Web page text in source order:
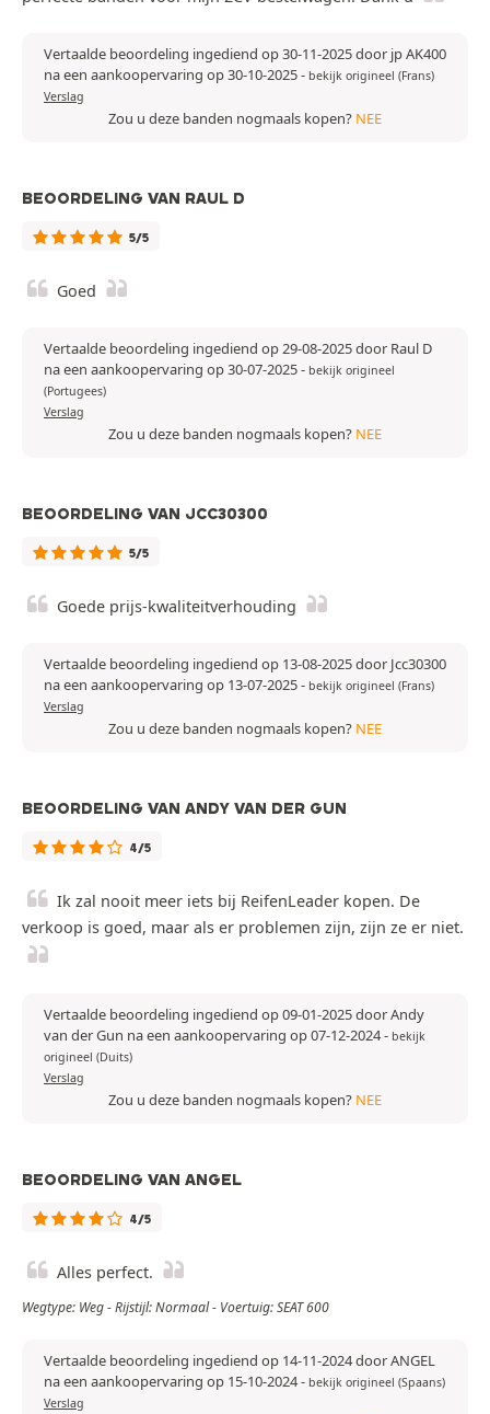
Vertaalde beoordeling ingediend op 30-11-2025 door jp AK400
na een aankoopervaring op 30-10-2025- bekijk origineel (Frans)
Verslag
Zou u deze banden nogmaals kopen? NEE
BEOORDELING VAN RAUL D
5/5
Goed
Vertaalde beoordeling ingediend op 29-08-2025 door Raul D
na een aankoopervaring op 30-07-2025- bekijk origineel
(Portugees)
Verslag
Zou u deze banden nogmaals kopen? NEE
BEOORDELING VAN JCC30300
5/5
Goede prijs-kwaliteitverhouding
Vertaalde beoordeling ingediend op 13-08-2025 door Jcc30300
na een aankoopervaring op 13-07-2025- bekijk origineel (Frans)
Verslag
Zou u deze banden nogmaals kopen? NEE
BEOORDELING VAN ANDY VAN DER GUN
4/5
Ik zal nooit meer iets bij ReifenLeader kopen. De
verkoop is goed, maar als er problemen zijn, zijn ze er niet.
Vertaalde beoordeling ingediend op 09-01-2025 door Andy
van der Gun na een aankoopervaring op 07-12-2024- bekijk
origineel (Duits)
Verslag
Zou u deze banden nogmaals kopen? NEE
BEOORDELING VAN ANGEL
4/5
Alles perfect.
Wegtype: Weg - Rijstijl: Normaal - Voertuig: SEAT 600
Vertaalde beoordeling ingediend op 14-11-2024 door ANGEL
na een aankoopervaring op 15-10-2024- bekijk origineel (Spaans)
Verslag